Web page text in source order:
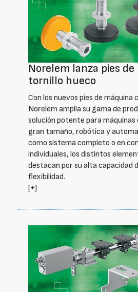
Norelem lanza pies
tornillo hueco
Con los nuevos pies de máquina
Norelem amplía su gama de
solución potente para máquinas
gran tamaño, robótica y
como sistema completo o en
individuales, los distintos
destacan por su alta capacidad
flexibilidad.
[+]